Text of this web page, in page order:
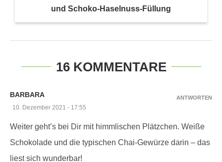
und Schoko-Haselnuss-Füllung
16 KOMMENTARE
BARBARA
10. Dezember 2021 - 17:55
Weiter geht’s bei Dir mit himmlischen Plätzchen. Weiße
Schokolade und die typischen Chai-Gewürze darin – das
liest sich wunderbar!
ANTWORTEN